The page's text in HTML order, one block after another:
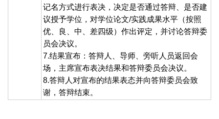
记名方式进行表决，决定是否通过答辩、是否建
议授予学位，对学位论文/实践成果水平（按照
优、良、中、差四级）作出评定，并讨论答辩委
员会决议。
7.结果宣布：答辩人、导师、旁听人员返回会
场，主席宣布表决结果和答辩委员会决议。
8.答辩人对宣布的结果表态并向答辩委员会致
谢，答辩结束。